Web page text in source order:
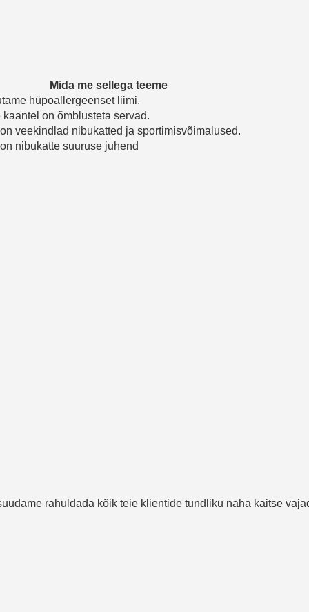
Mida me sellega teeme
hüpoallergeenset liimi.
kaantel on õmblusteta servad.
veekindlad nibukatted ja sportimisvõimalused.
nibukatte suuruse juhend
rahuldada kõik teie klientide tundliku naha kaitse